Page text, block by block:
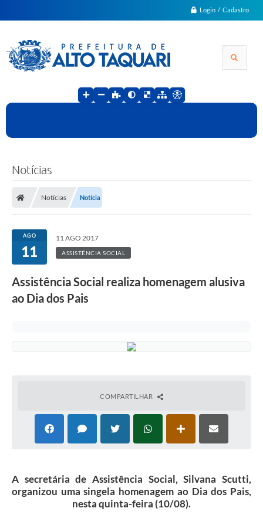
Login / Cadastro
Notícias
Notícias Notícia
AGO
11
11 AGO 2017
ASSISTÊNCIA SOCIAL
Assistência Social realiza homenagem alusiva
ao Dia dos Pais
COMPARTILHAR
A secretária de Assistência Social, Silvana Scutti,
organizou uma singela homenagem ao Dia dos Pais,
nesta quinta-feira (10/08).